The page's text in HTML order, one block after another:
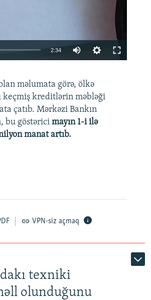
240p 360p 480p
720p 1080p
2:34
360p
480p
720p
məlumata görə, ölkə
keçmiş kreditlərin məbləği
çatıb. Mərkəzi Bankın
bu göstərici mayın 1-i ilə
manat artıb.
VPN-siz açmaq
texniki
olunduğunu